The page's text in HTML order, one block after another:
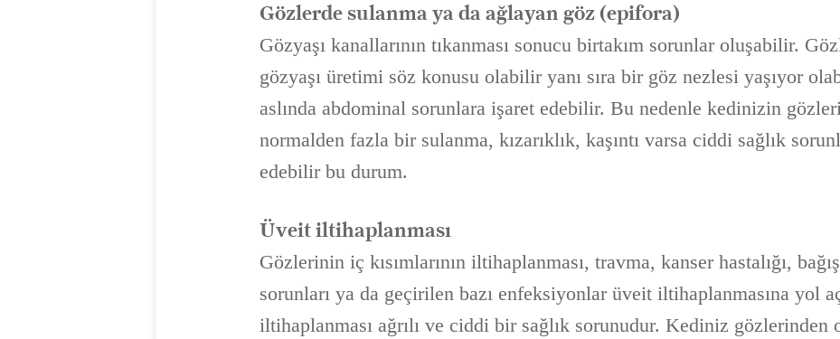
Gözlerde sulanma ya da ağlayan göz (epifora)
Gözyaşı kanallarının tıkanması sonucu birtakım sorunlar oluşabilir.
gözyaşı üretimi söz konusu olabilir yanı sıra bir göz nezlesi yaşıyor
aslında abdominal sorunlara işaret edebilir. Bu nedenle kedinizin
normalden fazla bir sulanma, kızarıklık, kaşıntı varsa ciddi sağlık
edebilir bu durum.
Üveit iltihaplanması
Gözlerinin iç kısımlarının iltihaplanması, travma, kanser hastalığı,
sorunları ya da geçirilen bazı enfeksiyonlar üveit iltihaplanmasına yol
iltihaplanması ağrılı ve ciddi bir sağlık sorunudur. Kediniz gözlerinden